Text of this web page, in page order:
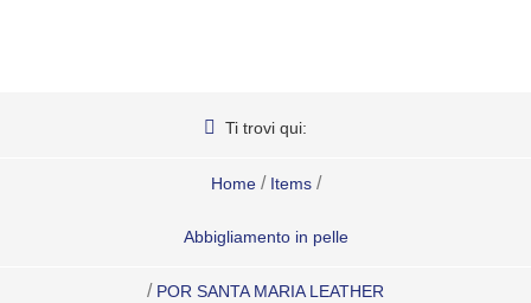
Ti trovi qui:
Home / Items /
Abbigliamento in pelle
/ POR SANTA MARIA LEATHER